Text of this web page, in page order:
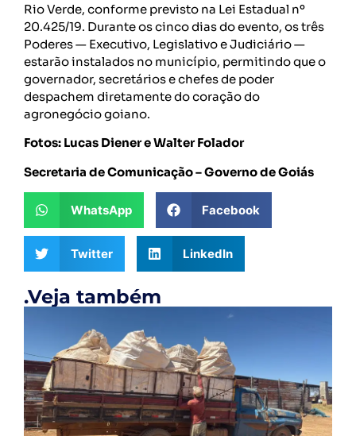
Rio Verde, conforme previsto na Lei Estadual nº
20.425/19. Durante os cinco dias do evento, os três
Poderes — Executivo, Legislativo e Judiciário —
estarão instalados no município, permitindo que o
governador, secretários e chefes de poder
despachem diretamente do coração do
agronegócio goiano.
Fotos: Lucas Diener e Walter Folador
Secretaria de Comunicação – Governo de Goiás
WhatsApp Facebook
Twitter LinkedIn
.Veja também